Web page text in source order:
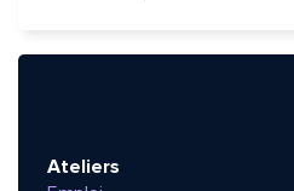
Ateliers